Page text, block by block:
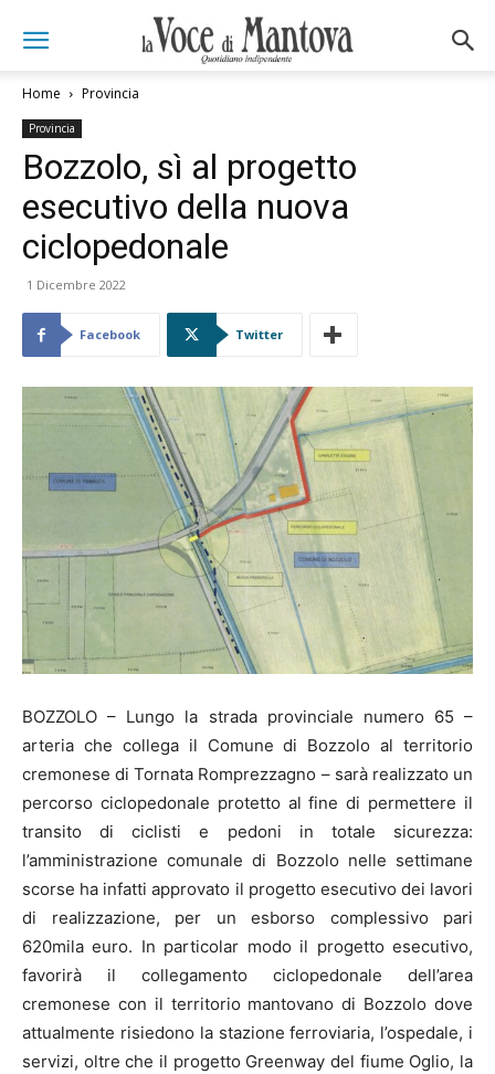
Home Provincia
Provincia
Bozzolo, sì al progetto
esecutivo della nuova
ciclopedonale
1 Dicembre 2022
Facebook Twitter
BOZZOLO – Lungo la strada provinciale numero 65 –
arteria che collega il Comune di Bozzolo al territorio
cremonese di Tornata Romprezzagno – sarà realizzato un
percorso ciclopedonale protetto al fine di permettere il
transito di ciclisti e pedoni in totale sicurezza:
l’amministrazione comunale di Bozzolo nelle settimane
scorse ha infatti approvato il progetto esecutivo dei lavori
di realizzazione, per un esborso complessivo pari
620mila euro. In particolar modo il progetto esecutivo,
favorirà il collegamento ciclopedonale dell’area
cremonese con il territorio mantovano di Bozzolo dove
attualmente risiedono la stazione ferroviaria, l’ospedale, i
servizi, oltre che il progetto Greenway del fiume Oglio, la